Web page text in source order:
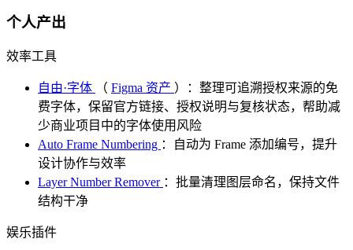
个人产出
效率工具
自由·字体 （ Figma 资产 ）：整理可追溯授权来源的免
费字体，保留官方链接、授权说明与复核状态，帮助减
少商业项目中的字体使用风险
Auto Frame Numbering ：自动为 Frame 添加编号，提升
设计协作与效率
Layer Number Remover ：批量清理图层命名，保持文件
结构干净
娱乐插件